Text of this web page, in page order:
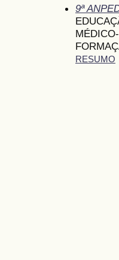
9ª
RESUMO